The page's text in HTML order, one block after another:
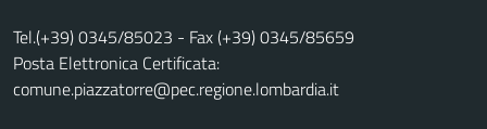
Tel.(+39) 0345/85023 - Fax (+39) 0345/85659
Posta Elettronica Certificata:
comune.piazzatorre@pec.regione.lombardia.it